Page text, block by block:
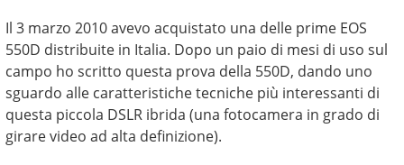
Il 3 marzo 2010 avevo acquistato una delle prime EOS
550D distribuite in Italia. Dopo un paio di mesi di uso sul
campo ho scritto questa prova della 550D, dando uno
sguardo alle caratteristiche tecniche più interessanti di
questa piccola DSLR ibrida (una fotocamera in grado di
girare video ad alta definizione).